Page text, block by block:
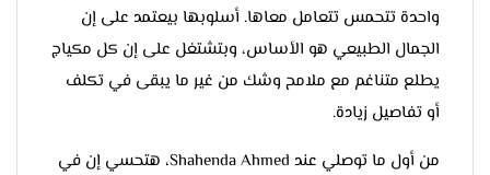
واحدة تتحمس تتعامل معاها. أسلوبها بيعتمد على إن
الجمال الطبيعي هو الأساس، وبتشتغل على إن كل مكياج
يطلع متناغم مع ملامح وشك من غير ما يبقى في تكلف
أو تفاصيل زيادة.
من أول ما توصلي عند Shahenda Ahmed، هتحسي إن في